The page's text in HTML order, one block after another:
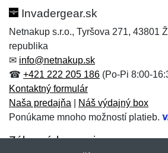
Hodnotenie:
Meno:*
E-mail:
Meno:
E-mail:*
Správa*
Invadergear.sk
Netnakup s.r.o., Tyršova 271, 43801
republika
✉ info@netnakup.sk
☎ +421 222 205 186 (Po-Pi 8:00-
Kontaktný formulár
Naša predajňa
Náš výdajný box
Ponúkame mnoho možností platieb.
Zákaznícky servis